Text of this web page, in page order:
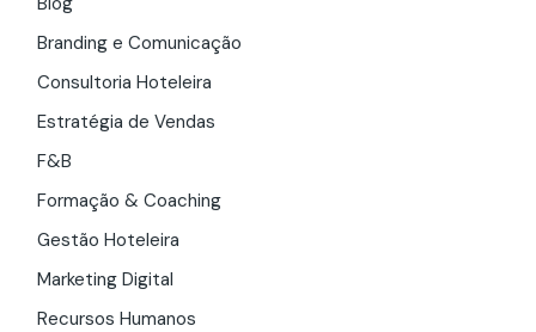
Branding e Comunicação
Consultoria Hoteleira
Estratégia de Vendas
F&B
Formação & Coaching
Gestão Hoteleira
Marketing Digital
Recursos Humanos